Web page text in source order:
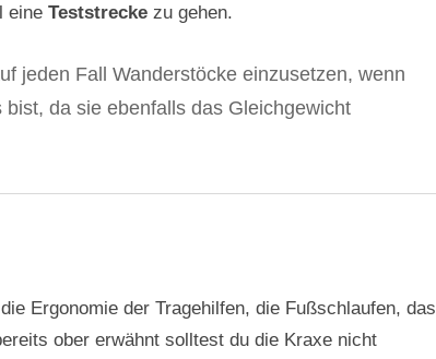
eine Teststreckezu gehen.
jeden Fall Wanderstöcke einzusetzen, wenn
da sie ebenfalls das Gleichgewicht
Ergonomie der Tragehilfen, die Fußschlaufen, das
ober erwähnt solltest du die Kraxe nicht